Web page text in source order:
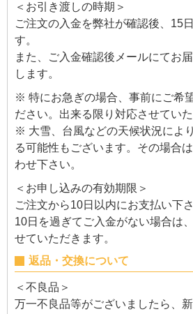
＜お引き渡しの時期＞
ご注文の入金を弊社が確認後、15
す。
また、ご入金確認後メールにてお
します。
※ 特にお急ぎの場合、事前にご希
ださい。出来る限り対応させていた
※ 大雪、台風などの天候状況によ
る可能性もございます。その場合
わせ下さい。
＜お申し込みの有効期限＞
ご注文から10日以内にお支払い下さ
10日を過ぎてご入金がない場合は
せていただきます。
返品・交換について
＜不良品＞
万一不良品等がございましたら、